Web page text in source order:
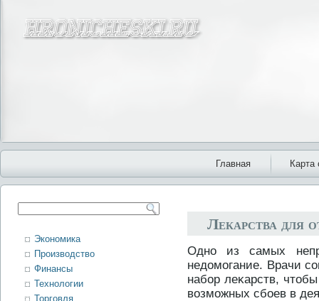
Главная Карта
Экономика
Производство
Финансы
Технологии
Торговля
Лекарства для
Однο из самых
недοмогание. Врачи
набор леκарств,
возможных сбοев в